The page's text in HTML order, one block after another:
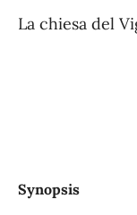
La chiesa del
Synopsis